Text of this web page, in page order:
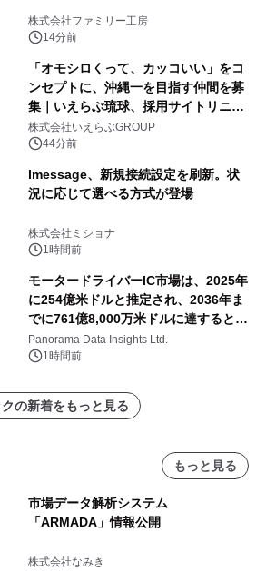
株式会社ファミリー工房
14分前
「オモシロくって、カッコいい」をコ
ンセプトに、沖縄一を目指す仲間を募
集｜いえらぶ琉球、採用サイトリニュ
ーアル
株式会社いえらぶGROUP
44分前
lmessage、新規接続設定を刷新。状
況に応じて選べる方式が登場
株式会社ミショナ
1時間前
モータードライバーIC市場は、2025年
に254億米ドルと推定され、2036年ま
でに761億8,000万米ドルに達すると予
測されており、予測期間（2026年～
2036年）において年平均成長率
Panorama Data Insights Ltd.
1時間前
の新着をもっと見る
もっと見る
市場データ解析システム
「ARMADA」情報公開
株式会社なみき